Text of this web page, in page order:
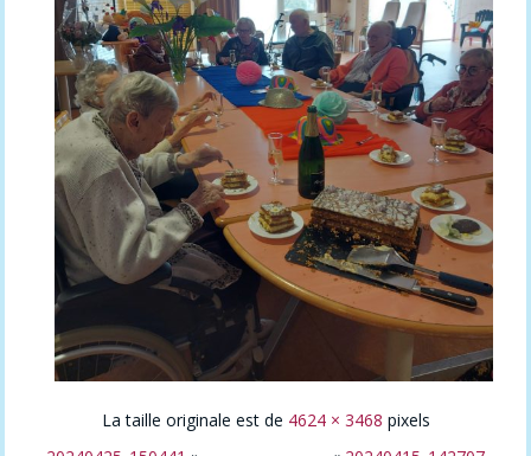
La taille originale est de 4624 × 3468 pixels